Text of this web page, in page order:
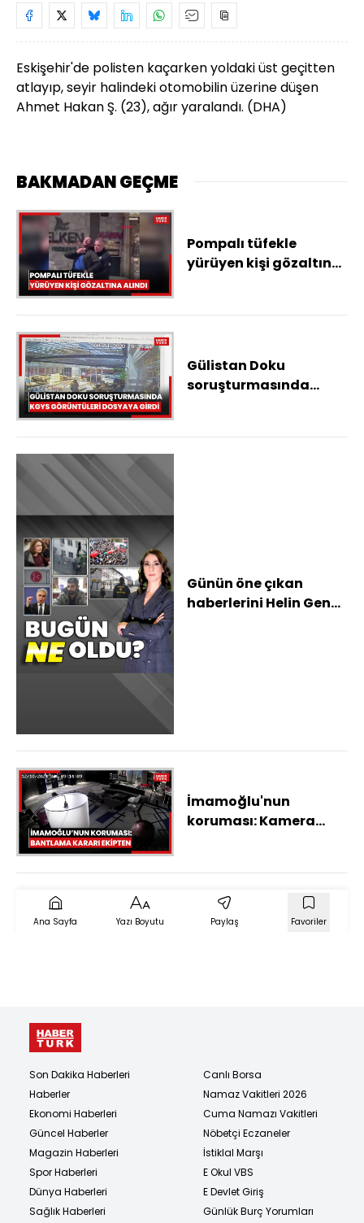
Eskişehir'de polisten kaçarken yoldaki üst geçitten
atlayıp, seyir halindeki otomobilin üzerine düşen
Ahmet Hakan Ş. (23), ağır yaralandı. (DHA)
BAKMADAN GEÇME
Pompalı tüfekle
yürüyen kişi gözaltına
Gülistan Doku
soruşturmasında
Günün öne çıkan
haberlerini Helin Genç
İmamoğlu'nun
koruması: Kamera
doğrultusunda
yapılmıştır
Ana Sayfa Yazı Boyutu Paylaş Favoriler
Son Dakika Haberleri
Haberler
Ekonomi Haberleri
Güncel Haberler
Magazin Haberleri
Spor Haberleri
Dünya Haberleri
Sağlık Haberleri
Canlı Borsa
Namaz Vakitleri 2026
Cuma Namazı Vakitleri
Nöbetçi Eczaneler
İstiklal Marşı
E Okul VBS
E Devlet Giriş
Günlük Burç Yorumları